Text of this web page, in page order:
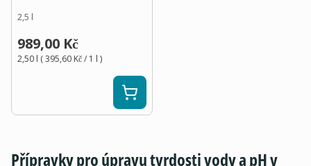
2,5 l
989,00 Kč
2,50 l (395,60 Kč/ 1 l )
Přípravky pro úpravu tvrdosti vody a pH v